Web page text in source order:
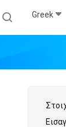
Greek